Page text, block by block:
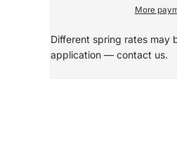
More
Different spring rates may
application — contact us.